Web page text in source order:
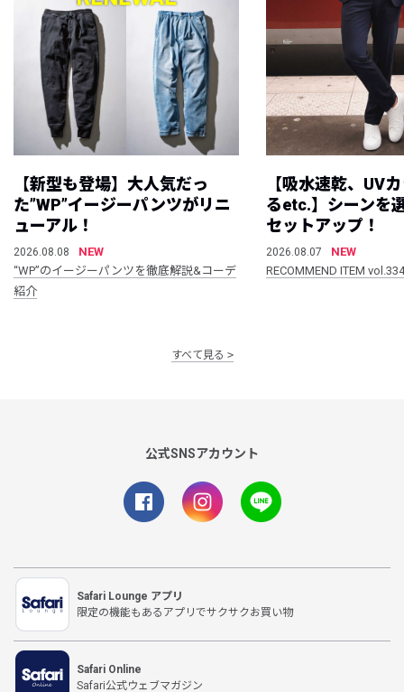
【新型も登場】大人気だっ
た”WP”イージーパンツがリニ
ューアル！
2026.08.08
NEW
“WP”のイージーパンツを徹底解説&コーデ
紹介
【吸水速乾、UV
るetc.】シーンを
セットアップ！
2026.08.07
NEW
RECOMMEND ITEM vol.334
すべて見る
公式SNSアカウント
Safari Lounge アプリ
限定の機能もあるアプリでサクサクお買い物
Safari Online
Safari公式ウェブマガジン